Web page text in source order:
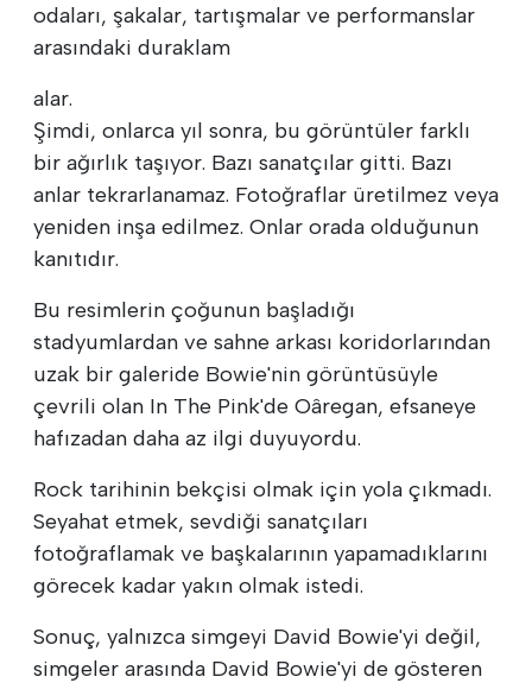
odaları, şakalar, tartışmalar ve performanslar
arasındaki duraklam
alar.
Şimdi, onlarca yıl sonra, bu görüntüler farklı
bir ağırlık taşıyor. Bazı sanatçılar gitti. Bazı
anlar tekrarlanamaz. Fotoğraflar üretilmez veya
yeniden inşa edilmez. Onlar orada olduğunun
kanıtıdır.
Bu resimlerin çoğunun başladığı
stadyumlardan ve sahne arkası koridorlarından
uzak bir galeride Bowie'nin görüntüsüyle
çevrili olan In The Pink'de Oâregan, efsaneye
hafızadan daha az ilgi duyuyordu.
Rock tarihinin bekçisi olmak için yola çıkmadı.
Seyahat etmek, sevdiği sanatçıları
fotoğraflamak ve başkalarının yapamadıklarını
görecek kadar yakın olmak istedi.
Sonuç, yalnızca simgeyi David Bowie'yi değil,
simgeler arasında David Bowie'yi de gösteren